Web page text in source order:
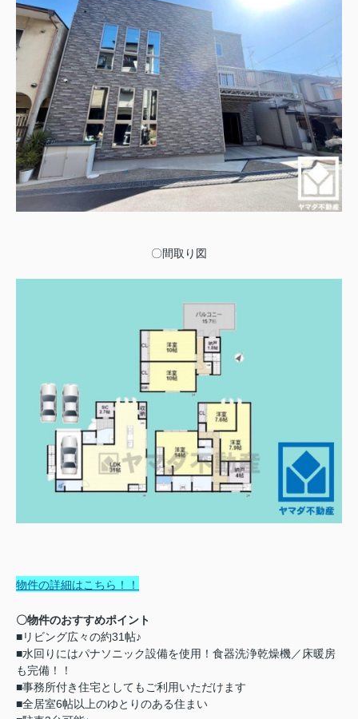
〇間取り図
物件の詳細はこちら！！
〇物件のおすすめポイント
■リビング広々の約31帖♪
■水回りにはパナソニック設備を使用！食器洗浄乾燥機／床暖房
も完備！！
■事務所付き住宅としてもご利用いただけます
■全居室6帖以上のゆとりのある住まい